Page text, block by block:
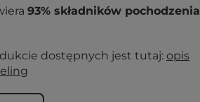
93% składników pochodzenia
dostępnych jest tutaj: opis